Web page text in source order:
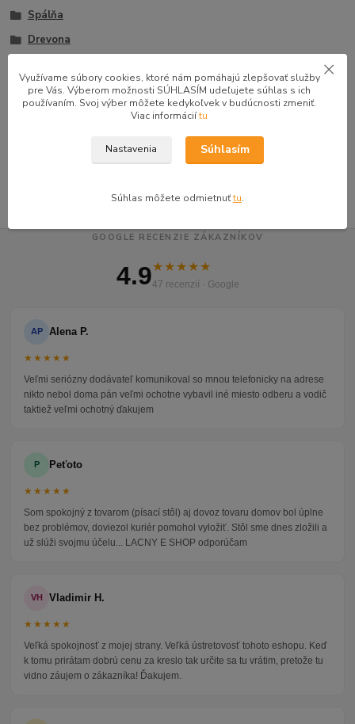
Spálňa
Drevona
Komody
Komody kombinované
GOOGLE RECENZIE ZÁKAZNÍKOV
4.9★★★★★
47 recenzií · Google
AP Alena P.
★★★★★
Veľmi seriózny dodávateľ komunikoval so mnou telefonicky na adrese
nikto nebol doma pán veľmi ochotne vybavil iné miesto odberu a vodič
taktiež veľmi ochotný ďakujem
P Peťoto
★★★★★
Som spokojný z tovarom (písací stôl) aj dovoz tovaru domov bol úplne
bez problémov, doviezol kuriér pomohol vyložiť. Stôl sme dnes zložili a
už slúži svojmu účelu... LACNY E SHOP odporúčam
VH Vladimir H.
★★★★★
Veľká spokojnosť z mojej strany. Veľká ústretovosť tohoto eshopu. Keď
k tomu prirátam dobrú cenu za kreslo tak určite sa tu vrátim, pretože tu
vidno záujem o zákazníka! Ďakujem.
Využívame súbory cookies, ktoré nám pomáhajú zlepšovať služby
pre Vás. Výberom možnosti SÚHLASÍM udeľujete súhlas s ich
používaním. Svoj výber môžete kedykoľvek v budúcnosti zmeniť.
Viac informáciítu
Nastavenia Súhlasím
Súhlas môžete odmietnuťtu.